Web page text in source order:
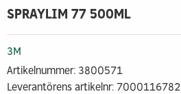
SPRAYLIM 77 500ML
3M
Artikelnummer: 3800571
Leverantörens artikelnr: 7000116782